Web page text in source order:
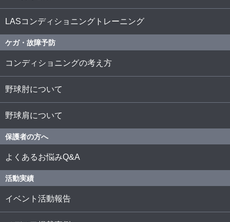
LASコンディショニングトレーニング
ケガ・故障予防
コンディショニングの考え方
野球肘について
野球肩について
保護者の方へ
よくあるお悩みQ&A
活動実績
イベント活動報告